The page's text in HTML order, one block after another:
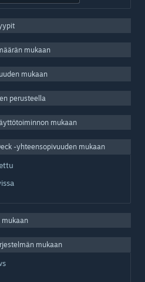
moninpeli
mukaan
mukaan
perusteella
mukaan
-yhteensopivuuden mukaan
mukaan
mukaan